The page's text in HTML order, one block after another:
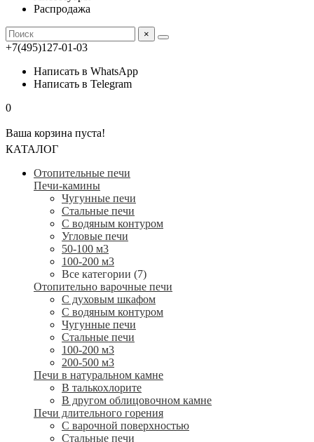
Распродажа
×
+7(495)127-01-03
Написать в WhatsApp
Написать в Telegram
0
Ваша корзина пуста!
КАТАЛОГ
Отопительные печи
Печи-камины
Чугунные печи
Стальные печи
С водяным контуром
Угловые печи
50-100 м3
100-200 м3
Все категории (7)
Отопительно варочные печи
С духовым шкафом
С водяным контуром
Чугунные печи
Стальные печи
100-200 м3
200-500 м3
Печи в натуральном камне
В талькохлорите
В другом облицовочном камне
Печи длительного горения
С варочной поверхностью
Стальные печи